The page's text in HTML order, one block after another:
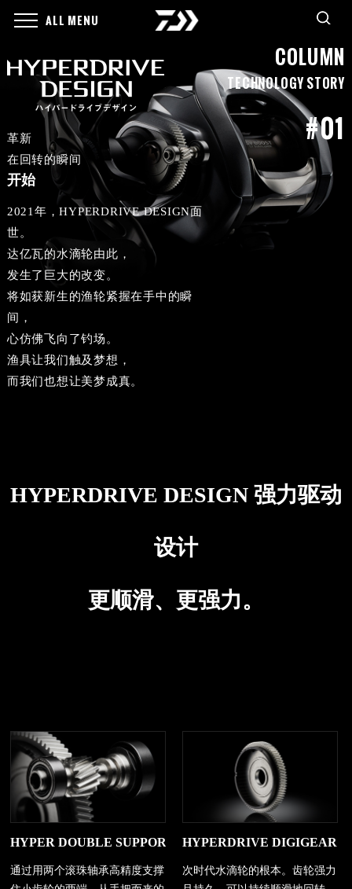
ALL MENU
COLUMN
TECHNOLOGY STORY
#01
革新
在回转的瞬间
开始
2021年，HYPERDRIVE DESIGN面
世。
达亿瓦的水滴轮由此，
发生了巨大的改变。
将如获新生的渔轮紧握在手中的瞬
间，
心仿佛飞向了钓场。
渔具让我们触及梦想，
而我们也想让美梦成真。
HYPERDRIVE DESIGN 强力驱动
设计
更顺滑、更强力。
HYPER DOUBLE SUPPORT 强力双轴支持系统
通过用两个滚珠轴承高精度支撑
HYPERDRIVE DIGIGEAR
次时代水滴轮的根本。齿轮强力